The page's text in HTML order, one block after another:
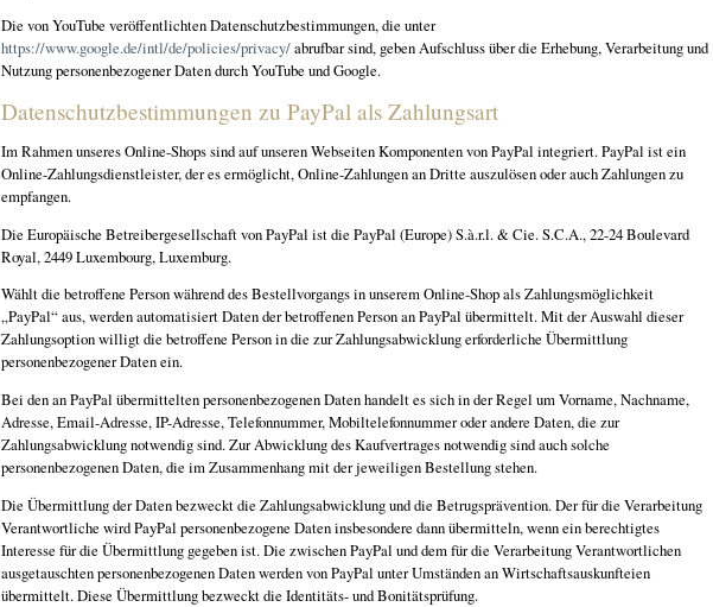
Die von YouTube veröffentlichten Datenschutzbestimmungen, die unter
https://www.google.de/intl/de/policies/privacy/abrufbar sind, geben Aufschluss über die Erhebung, Verarbeitung und
Nutzung personenbezogener Daten durch YouTube und Google.
Datenschutzbestimmungen zu PayPal als Zahlungsart
Im Rahmen unseres Online-Shops sind auf unseren Webseiten Komponenten von PayPal integriert. PayPal ist ein
Online-Zahlungsdienstleister, der es ermöglicht, Online-Zahlungen an Dritte auszulösen oder auch Zahlungen zu
empfangen.
Die Europäische Betreibergesellschaft von PayPal ist die PayPal (Europe) S.à.r.l. & Cie. S.C.A., 22-24 Boulevard
Royal, 2449 Luxembourg, Luxemburg.
Wählt die betroffene Person während des Bestellvorgangs in unserem Online-Shop als Zahlungsmöglichkeit
„PayPal“ aus, werden automatisiert Daten der betroffenen Person an PayPal übermittelt. Mit der Auswahl dieser
Zahlungsoption willigt die betroffene Person in die zur Zahlungsabwicklung erforderliche Übermittlung
personenbezogener Daten ein.
Bei den an PayPal übermittelten personenbezogenen Daten handelt es sich in der Regel um Vorname, Nachname,
Adresse, Email-Adresse, IP-Adresse, Telefonnummer, Mobiltelefonnummer oder andere Daten, die zur
Zahlungsabwicklung notwendig sind. Zur Abwicklung des Kaufvertrages notwendig sind auch solche
personenbezogenen Daten, die im Zusammenhang mit der jeweiligen Bestellung stehen.
Die Übermittlung der Daten bezweckt die Zahlungsabwicklung und die Betrugsprävention. Der für die Verarbeitung
Verantwortliche wird PayPal personenbezogene Daten insbesondere dann übermitteln, wenn ein berechtigtes
Interesse für die Übermittlung gegeben ist. Die zwischen PayPal und dem für die Verarbeitung Verantwortlichen
ausgetauschten personenbezogenen Daten werden von PayPal unter Umständen an Wirtschaftsauskunfteien
übermittelt. Diese Übermittlung bezweckt die Identitäts- und Bonitätsprüfung.